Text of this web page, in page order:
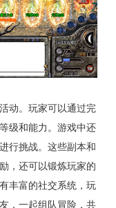
动。玩家可以通过完
级和能力。游戏中还
行挑战。这些副本和
，还可以锻炼玩家的
丰富的社交系统，玩
，一起组队冒险，共